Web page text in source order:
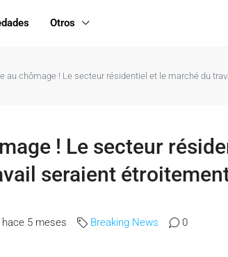
Otros
au chômage ! Le secteur résidentiel et le marché du
! Le secteur
seraient
hace 5 meses Breaking News 0